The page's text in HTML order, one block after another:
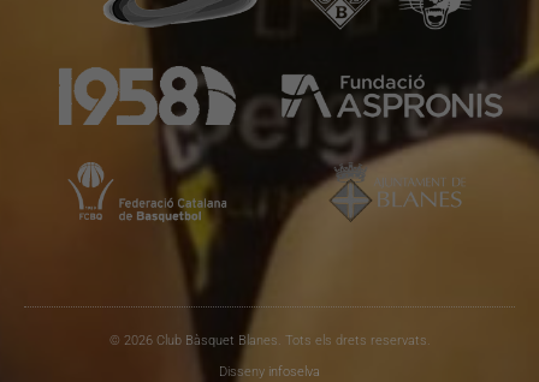
© 2026 Club Bàsquet Blanes. Tots els drets reservats.
Disseny infoselva